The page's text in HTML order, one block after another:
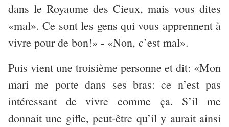
dans le Royaume des Cieux, mais vous dites
«mal». Ce sont les gens qui vous apprennent à
vivre pour de bon!» - «Non, c’est mal».
Puis vient une troisième personne et dit: «Mon
mari me porte dans ses bras: ce n’est pas
intéressant de vivre comme ça. S’il me
donnait une gifle, peut-être qu’il y aurait ainsi